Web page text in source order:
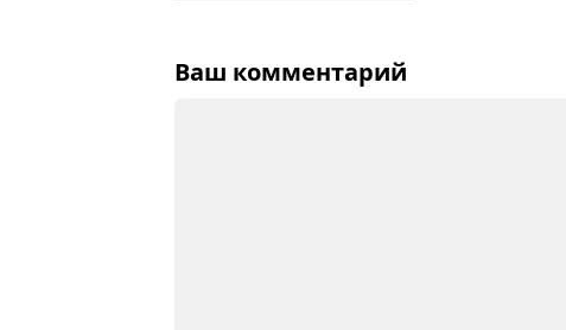
Ваш комментарий